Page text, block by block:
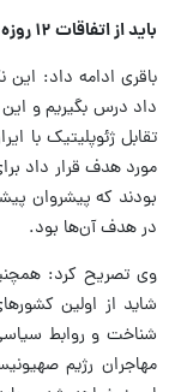
باید از اتفاقات ۱۲ روزه درس بگیریم
داد درس بگیریم و این
تقابل ژئوپلیتیک با
مورد هدف قرار داد
بودند که پیشروان
در هدف آن‌ها بود.
وی تصریح کرد:
شاید از اولین
شناخت و روابط سیاسی
مهاجران رژیم